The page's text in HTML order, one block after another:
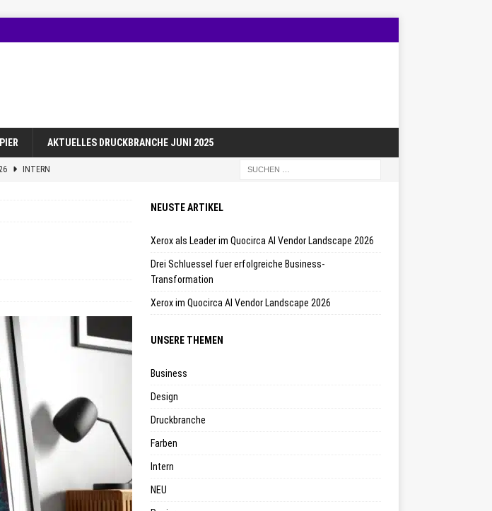
AKTUELLES DRUCKBRANCHE JUNI 2025
INTERN
NEUSTE ARTIKEL
Xerox als Leader im Quocirca AI Vendor Landscape 2026
Drei Schluessel fuer erfolgreiche Business-
Transformation
Xerox im Quocirca AI Vendor Landscape 2026
UNSERE THEMEN
Business
Design
Druckbranche
Farben
Intern
NEU